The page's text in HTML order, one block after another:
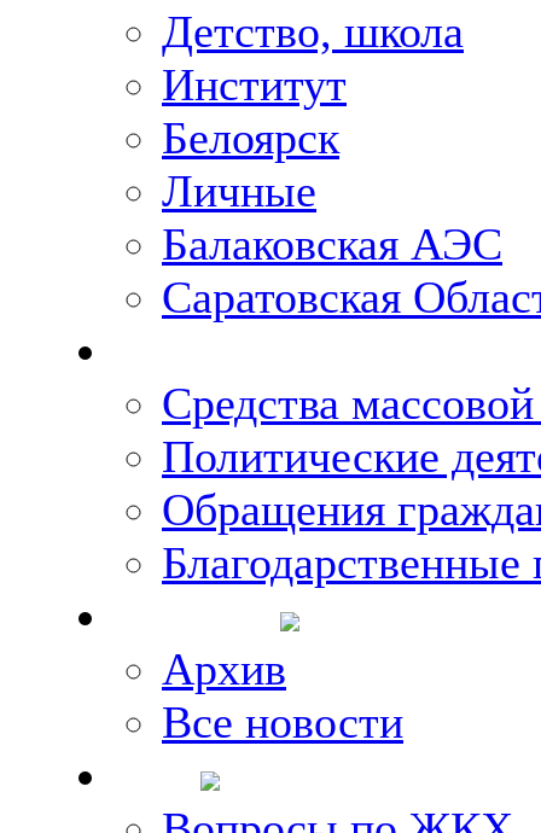
Детство, школа
Институт
Белоярск
Личные
Балаковская АЭС
Саратовская
Средства
Политические
Обращения
Благодарственные
Архив
Все новости